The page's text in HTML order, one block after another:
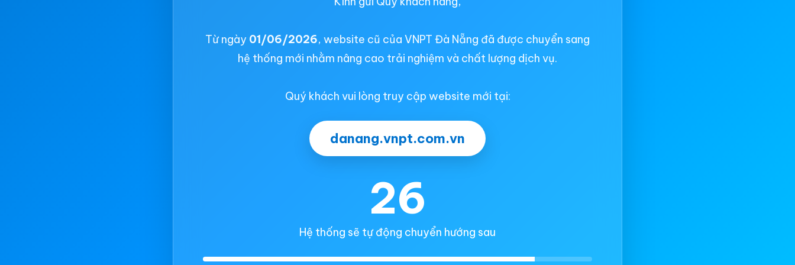
Từ ngày 01/06/2026, website cũ của VNPT Đà Nẵng đã được chuyển sang
hệ thống mới nhằm nâng cao trải nghiệm và chất lượng dịch vụ.
Quý khách vui lòng truy cập website mới tại:
danang.vnpt.com.vn
26
Hệ thống sẽ tự động chuyển hướng sau